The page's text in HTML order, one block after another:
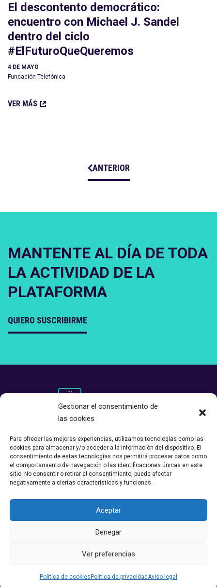
Gestionar el consentimiento de
las cookies
Para ofrecer las mejores experiencias, utilizamos tecnologías como las
cookies para almacenar y/o acceder a la información del dispositivo. El
consentimiento de estas tecnologías nos permitirá procesar datos como
el comportamiento de navegación o las identificaciones únicas en este
sitio. No consentir o retirar el consentimiento, puede afectar
negativamente a ciertas características y funciones.
Aceptar
Denegar
Ver preferencias
Política de cookies Política de privacidadAviso legal
El descontento democrático:
encuentro con Michael J. Sandel
dentro del ciclo
#ElFuturoQueQueremos
4 DE MAYO
Fundación Telefónica
VER MÁS
ANTERIOR
MANTENTE AL DÍA DE TODA
LA ACTIVIDAD DE LA
PLATAFORMA
QUIERO SUSCRIBIRME
Ampliando Democracia © 2023 –Aviso legal–Política de privacidad–
Política de cookies